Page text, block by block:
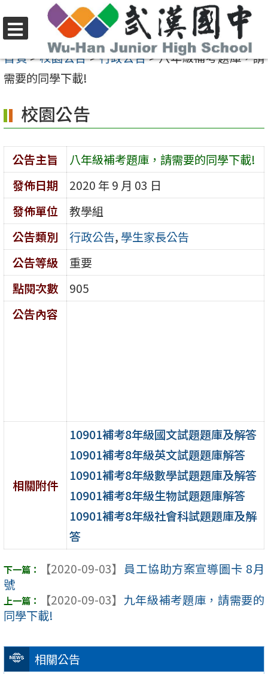
至
要
容
區
選
單
首頁>校園公告>行政公告>八年級補考題庫，請
需要的同學下載!
相關公告
校園公告
公告主旨
八年級補考題庫，請需要的同學下載!
發佈日期
2020 年 9 月 03 日
發佈單位
教學組
公告類別
行政公告, 學生家長公告
公告等級
重要
點閱次數
905
公告內容
相關附件
10901補考8年級國文試題題庫及解答
10901補考8年級英文試題題庫解答
10901補考8年級數學試題題庫及解答
10901補考8年級生物試題題庫解答
10901補考8年級社會科試題題庫及解
答
【2020-09-03】 員工協助方案宣導圖卡 8月
號
【2020-09-03】 九年級補考題庫，請需要的
同學下載!